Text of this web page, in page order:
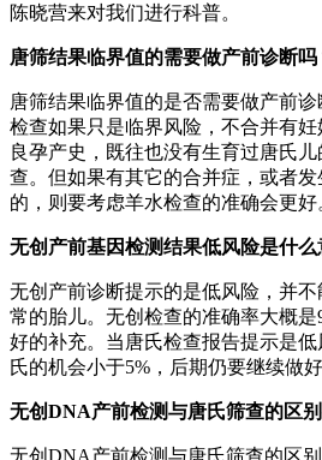
陈晓营来对我们进行科普。
唐筛结果临界值的需要做产前诊断吗
唐筛结果临界值的是否需要做产前
检查如果只是临界风险，不合并有
良孕产史，既往也没有生育过唐氏
查。但如果有其它的合并症，或者
的，则要考虑羊水检查的准确会更好
无创产前基因检测结果低风险是什么
无创产前诊断提示的是低风险，并
常的胎儿。无创检查的准确率大概是
好的补充。当唐氏检查报告提示是
氏的机会小于5%，后期仍要继续做
无创DNA产前检测与唐氏筛查的区
无创DNA产前检测与唐氏筛查的区